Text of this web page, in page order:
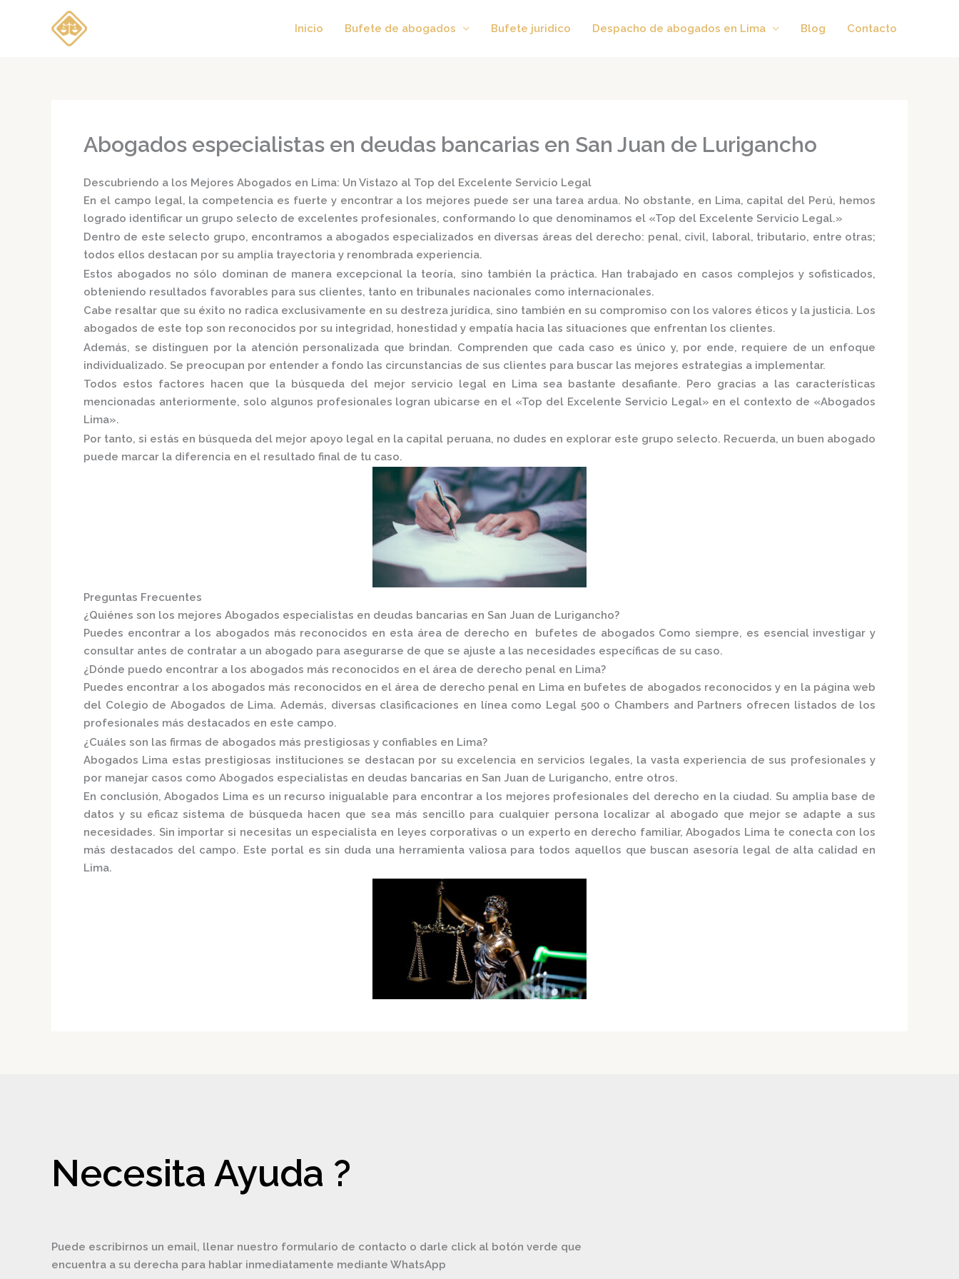
Inicio Bufete de abogados Bufete juridico Despacho de abogados en Lima Blog Contacto
Abogados especialistas en deudas bancarias en San Juan de Lurigancho
Descubriendo a los Mejores Abogados en Lima: Un Vistazo al Top del Excelente Servicio Legal
En el campo legal, la competencia es fuerte y encontrar a los mejores puede ser una tarea ardua. No obstante, en Lima, capital del Perú, hemos
logrado identificar un grupo selecto de excelentes profesionales, conformando lo que denominamos el «Top del Excelente Servicio Legal.»
Dentro de este selecto grupo, encontramos a abogados especializados en diversas áreas del derecho: penal, civil, laboral, tributario, entre otras;
todos ellos destacan por su amplia trayectoria y renombrada experiencia.
Estos abogados no sólo dominan de manera excepcional la teoría, sino también la práctica. Han trabajado en casos complejos y sofisticados,
obteniendo resultados favorables para sus clientes, tanto en tribunales nacionales como internacionales.
Cabe resaltar que su éxito no radica exclusivamente en su destreza jurídica, sino también en su compromiso con los valores éticos y la justicia. Los
abogados de este top son reconocidos por su integridad, honestidad y empatía hacia las situaciones que enfrentan los clientes.
Además, se distinguen por la atención personalizada que brindan. Comprenden que cada caso es único y, por ende, requiere de un enfoque
individualizado. Se preocupan por entender a fondo las circunstancias de sus clientes para buscar las mejores estrategias a implementar.
Todos estos factores hacen que la búsqueda del mejor servicio legal en Lima sea bastante desafiante. Pero gracias a las características
mencionadas anteriormente, solo algunos profesionales logran ubicarse en el «Top del Excelente Servicio Legal» en el contexto de «Abogados
Lima».
Por tanto, si estás en búsqueda del mejor apoyo legal en la capital peruana, no dudes en explorar este grupo selecto. Recuerda, un buen abogado
puede marcar la diferencia en el resultado final de tu caso.
Preguntas Frecuentes
¿Quiénes son los mejores Abogados especialistas en deudas bancarias en San Juan de Lurigancho?
Puedes encontrar a los abogados más reconocidos en esta área de derecho en bufetes de abogados Como siempre, es esencial investigar y
consultar antes de contratar a un abogado para asegurarse de que se ajuste a las necesidades específicas de su caso.
¿Dónde puedo encontrar a los abogados más reconocidos en el área de derecho penal en Lima?
Puedes encontrar a los abogados más reconocidos en el área de derecho penal en Lima en bufetes de abogados reconocidos y en la página web
del Colegio de Abogados de Lima. Además, diversas clasificaciones en línea como Legal 500o Chambers and Partners ofrecen listados de los
profesionales más destacados en este campo.
¿Cuáles son las firmas de abogados más prestigiosas y confiables en Lima?
Abogados Lima estas prestigiosas instituciones se destacan por su excelencia en servicios legales, la vasta experiencia de sus profesionales y
por manejar casos como Abogados especialistas en deudas bancarias en San Juan de Lurigancho, entre otros.
En conclusión,Abogados Lima es un recurso inigualable para encontrar a los mejores profesionales del derecho en la ciudad. Su amplia base de
datos y su eficaz sistema de búsqueda hacen que sea más sencillo para cualquier persona localizar al abogado que mejor se adapte a sus
necesidades. Sin importar si necesitas un especialista en leyes corporativas o un experto en derecho familiar,Abogados Lima te conecta con los
más destacados del campo. Este portal es sin duda una herramienta valiosa para todos aquellos que buscan asesoría legal de alta calidad en
Lima.
Necesita Ayuda ?
Puede escribirnos un email, llenar nuestro formulario de contacto o darle click al botón verde que
encuentra a su derecha para hablar inmediatamente mediante WhatsApp